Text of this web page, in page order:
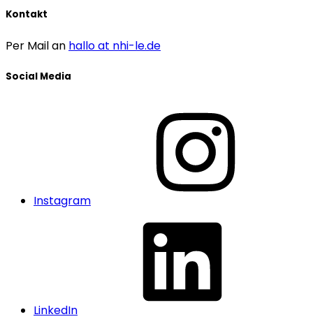
Kontakt
Per Mail an hallo at nhi-le.de
Social Media
Instagram
LinkedIn